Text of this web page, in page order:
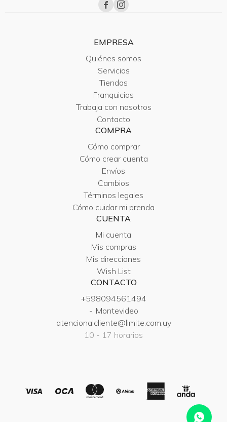
 
EMPRESA
Quiénes somos
Servicios
Tiendas
Franquicias
Trabaja con nosotros
Contacto
COMPRA
Cómo comprar
Cómo crear cuenta
Envíos
Cambios
Términos legales
Cómo cuidar mi prenda
CUENTA
Mi cuenta
Mis compras
Mis direcciones
Wish List
CONTACTO
+598094561494
-, Montevideo
atencionalcliente@limite.com.uy
10 - 17 horarios